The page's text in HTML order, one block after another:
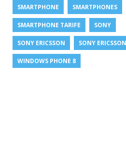
SMARTPHONE SMARTPHONES
SMARTPHONE TARIFE SONY
SONY ERICSSON SONY
WINDOWS PHONE 8